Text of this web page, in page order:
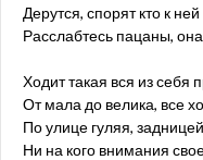
Дерутся, спорят кто к
Расслабтесь пацаны,
Ходит такая вся из себя
От мала до велика, все
По улице гуляя,
Ни на кого внимания